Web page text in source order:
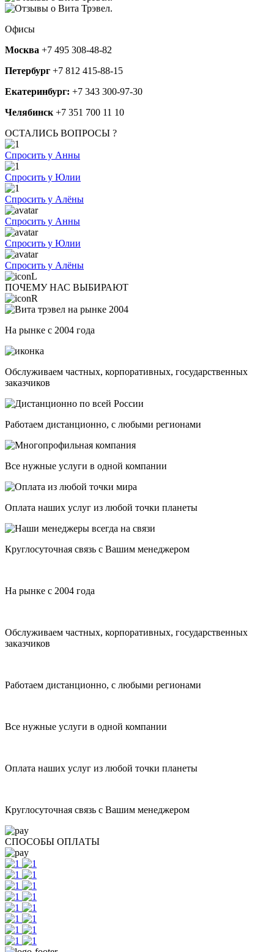
Офисы
Москва +7 495 308-48-82
Петербург +7 812 415-88-15
Екатеринбург: +7 343 300-97-30
Челябинск +7 351 700 11 10
ОСТАЛИСЬ ВОПРОСЫ ?
Спросить у Анны
Спросить у Юлии
Спросить у Алёны
Спросить у Анны
Спросить у Юлии
Спросить у Алёны
ПОЧЕМУ НАС ВЫБИРАЮТ
На рынке с 2004 года
Обслуживаем частных, корпоративных, государственных
заказчиков
Работаем дистанционно, с любыми регионами
Все нужные услуги в одной компании
Оплата наших услуг из любой точки планеты
Круглосуточная связь с Вашим менеджером
На рынке с 2004 года
Обслуживаем частных, корпоративных, государственных
заказчиков
Работаем дистанционно, с любыми регионами
Все нужные услуги в одной компании
Оплата наших услуг из любой точки планеты
Круглосуточная связь с Вашим менеджером
СПОСОБЫ ОПЛАТЫ